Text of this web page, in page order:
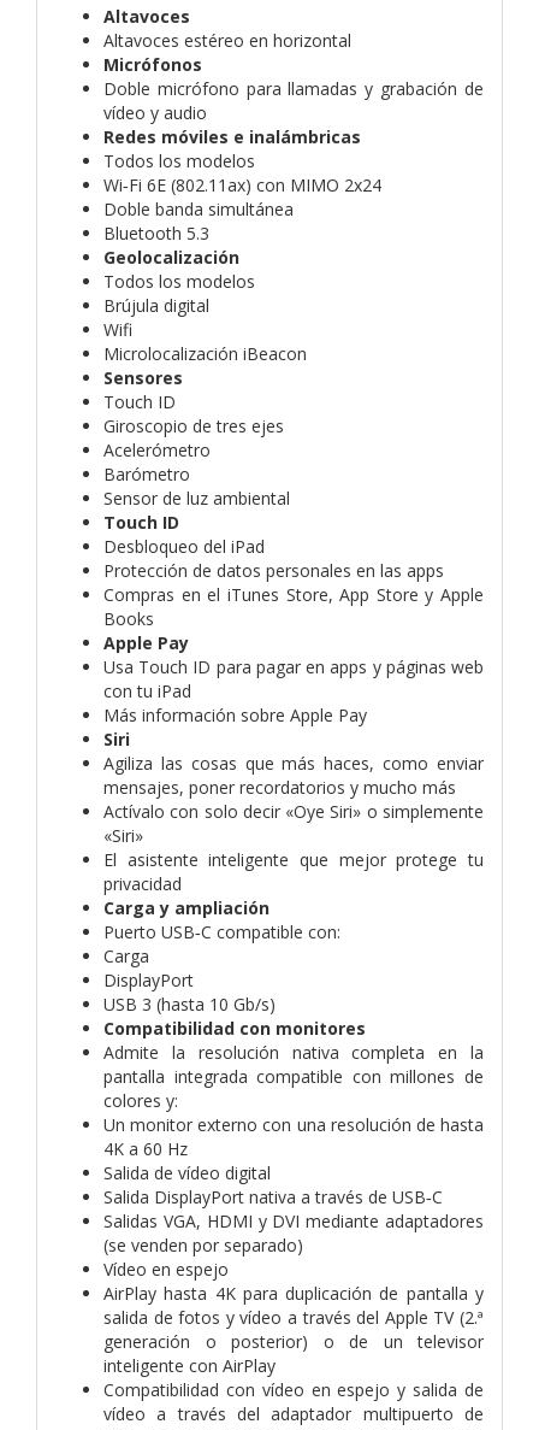
Altavoces
Altavoces estéreo en horizontal
Micrófonos
Doble micrófono para llamadas y grabación de
vídeo y audio
Redes móviles e inalámbricas
Todos los modelos
Wi‑Fi 6E (802.11ax) con MIMO 2x24
Doble banda simultánea
Bluetooth 5.3
Geolocalización
Todos los modelos
Brújula digital
Wifi
Microlocalización iBeacon
Sensores
Touch ID
Giroscopio de tres ejes
Acelerómetro
Barómetro
Sensor de luz ambiental
Touch ID
Desbloqueo del iPad
Protección de datos personales en las apps
Compras en el iTunes Store, App Store y Apple
Books
Apple Pay
Usa Touch ID para pagar en apps y páginas web
con tu iPad
Más información sobre Apple Pay
Siri
Agiliza las cosas que más haces, como enviar
mensajes, poner recordatorios y mucho más
Actívalo con solo decir «Oye Siri» o simplemente
«Siri»
El asistente inteligente que mejor protege tu
privacidad
Carga y ampliación
Puerto USB‑C compatible con:
Carga
DisplayPort
USB 3 (hasta 10 Gb/s)
Compatibilidad con monitores
Admite la resolución nativa completa en la
pantalla integrada compatible con millones de
colores y:
Un monitor externo con una resolución de hasta
4K a 60 Hz
Salida de vídeo digital
Salida DisplayPort nativa a través de USB‑C
Salidas VGA, HDMI y DVI mediante adaptadores
(se venden por separado)
Vídeo en espejo
AirPlay hasta 4K para duplicación de pantalla y
salida de fotos y vídeo a través del Apple TV (2.ª
generación o posterior) o de un televisor
inteligente con AirPlay
Compatibilidad con vídeo en espejo y salida de
vídeo a través del adaptador multipuerto de